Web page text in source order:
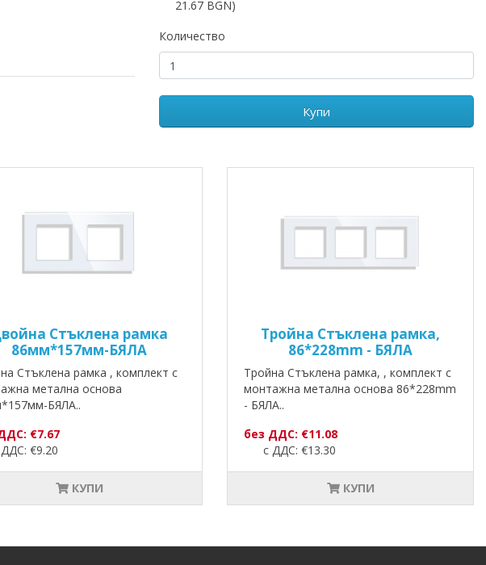
21.67 BGN)
Количество
Купи
Стъклена рамка
86мм*157мм-БЯЛА
Стъклена рамка , комплект с
метална основа
БЯЛА..
€7.67
€9.20
КУПИ
Тройна Стъклена рамка,
86*228mm - БЯЛА
Тройна Стъклена рамка, , комплект с
монтажна метална основа 86*228mm
- БЯЛА..
без ДДС: €11.08
с ДДС: €13.30
КУПИ